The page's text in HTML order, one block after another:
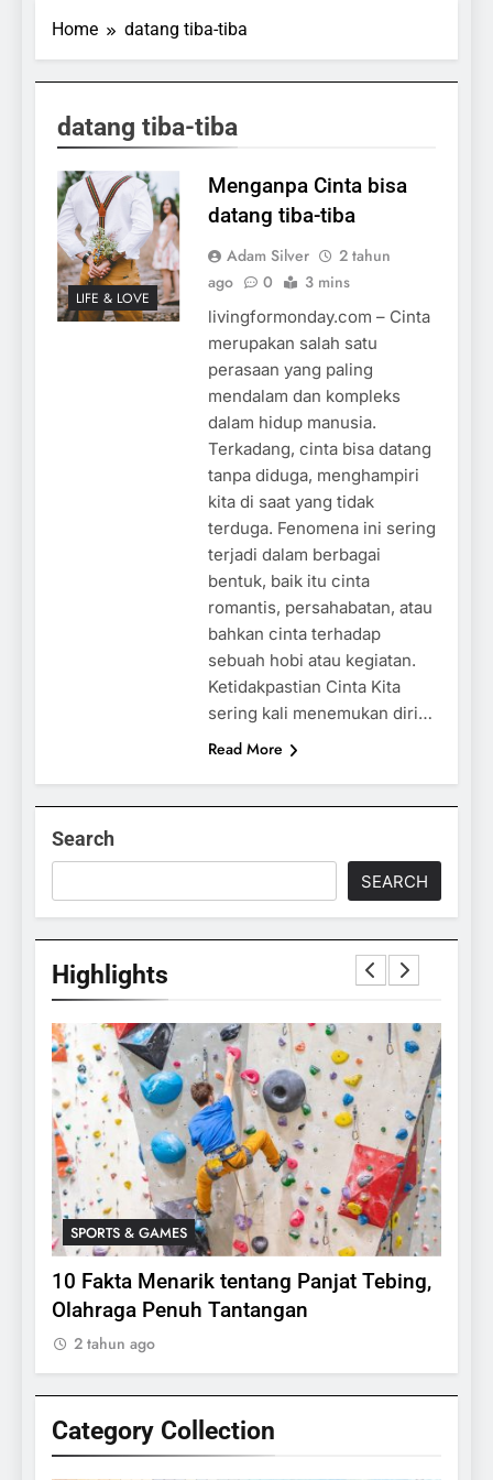
Home datang tiba-tiba
datang tiba-tiba
LIFE & LOVE
Menganpa Cinta bisa
datang tiba-tiba
Adam Silver
2 tahun
ago
0 3 mins
livingformonday.com – Cinta
merupakan salah satu
perasaan yang paling
mendalam dan kompleks
dalam hidup manusia.
Terkadang, cinta bisa datang
tanpa diduga, menghampiri
kita di saat yang tidak
terduga. Fenomena ini sering
terjadi dalam berbagai
bentuk, baik itu cinta
romantis, persahabatan, atau
bahkan cinta terhadap
sebuah hobi atau kegiatan.
Ketidakpastian Cinta Kita
sering kali menemukan diri…
Read More
Search
SEARCH
Highlights
SPORTS & GAMES
10 Fakta Menarik tentang Panjat Tebing,
Olahraga Penuh Tantangan
2 tahun ago
Category Collection
Apakah Benar Gajah Takut